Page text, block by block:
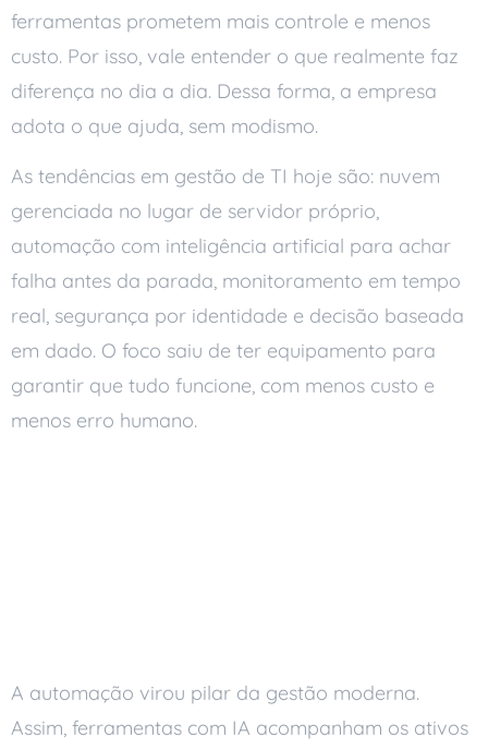
ferramentas prometem mais controle e menos
custo. Por isso, vale entender o que realmente faz
diferença no dia a dia. Dessa forma, a empresa
adota o que ajuda, sem modismo.
As tendências em gestão de TI hoje são: nuvem
gerenciada no lugar de servidor próprio,
automação com inteligência artificial para achar
falha antes da parada, monitoramento em tempo
real, segurança por identidade e decisão baseada
em dado. O foco saiu de ter equipamento para
garantir que tudo funcione, com menos custo e
menos erro humano.
A automação virou pilar da gestão moderna.
Assim, ferramentas com IA acompanham os ativos